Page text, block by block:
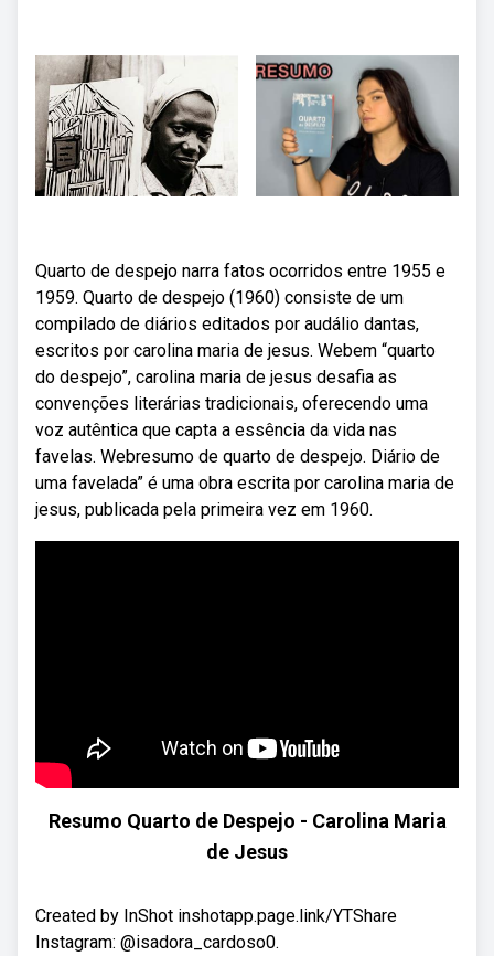
Quarto de despejo narra fatos ocorridos entre 1955 e
1959. Quarto de despejo (1960) consiste de um
compilado de diários editados por audálio dantas,
escritos por carolina maria de jesus. Webem “quarto
do despejo”, carolina maria de jesus desafia as
convenções literárias tradicionais, oferecendo uma
voz autêntica que capta a essência da vida nas
favelas. Webresumo de quarto de despejo. Diário de
uma favelada” é uma obra escrita por carolina maria de
jesus, publicada pela primeira vez em 1960.
Resumo Quarto de Despejo - Carolina Maria
de Jesus
Created by InShot inshotapp.page.link/YTShare
Instagram: @isadora_cardoso0.